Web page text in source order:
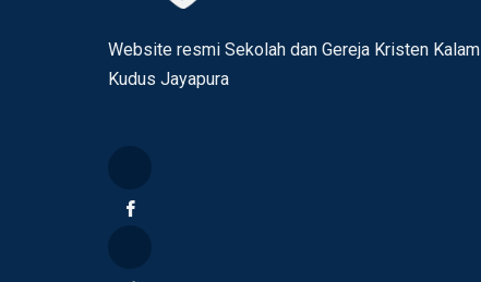
Website resmi Sekolah dan Gereja Kristen Kalam
Kudus Jayapura